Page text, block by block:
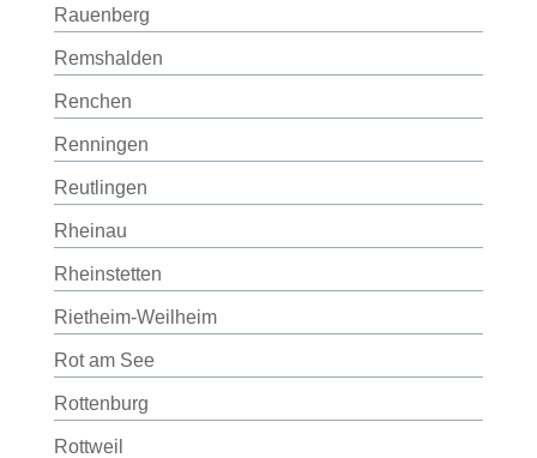
Rauenberg
Remshalden
Renchen
Renningen
Reutlingen
Rheinau
Rheinstetten
Rietheim-Weilheim
Rot am See
Rottenburg
Rottweil